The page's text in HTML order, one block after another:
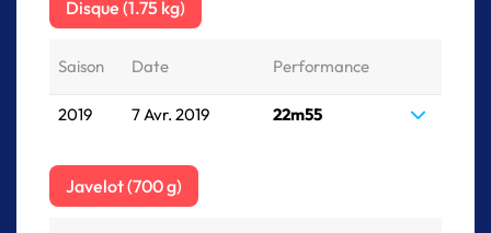
Disque (1.75 kg)
Saison Date Performance
2019 7 Avr. 2019 22m55
Javelot (700 g)